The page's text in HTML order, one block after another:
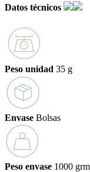
Datos técnicos
Peso unidad 35 g
Envase Bolsas
Peso envase 1000 grm